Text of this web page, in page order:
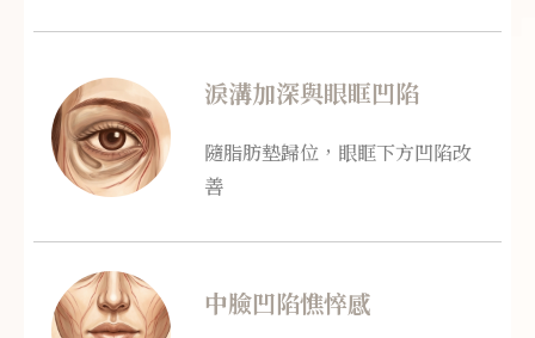
淚溝加深與眼眶凹陷
隨脂肪墊歸位，眼眶下方凹陷改
善
中臉凹陷憔悴感